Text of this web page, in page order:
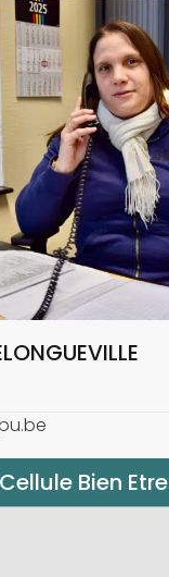
Cellule Bien Etre